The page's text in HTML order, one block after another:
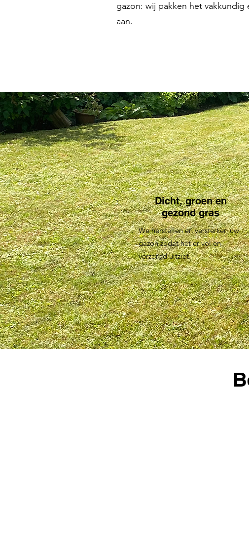
gazon: wij pakken het vakkundig
aan.
Dicht, groen en
gezond gras
We herstellen en versterken uw
gazon zodat het er vol en
verzorgd uitziet.